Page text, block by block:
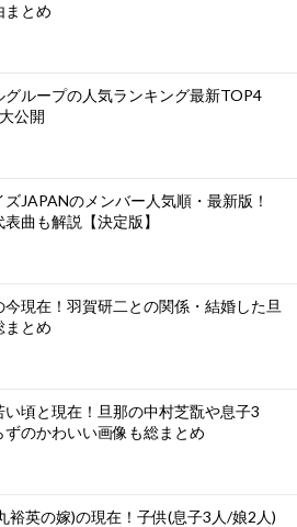
まとめ
グループの人気ランキング最新TOP4
公開
JAPANのメンバー人気順・最新版！
曲も解説【決定版】
現在！羽賀研二との関係・結婚した旦
まとめ
い頃と現在！旦那の中村芝翫や息子3
ずのかわいい画像も総まとめ
裕英の嫁)の現在！子供(息子3人/娘2人)